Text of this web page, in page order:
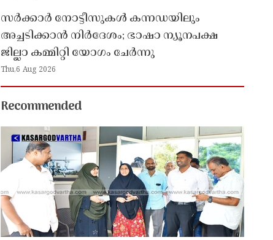
സർക്കാർ നോട്ടീസുകൾ കന്നഡയിലും
അച്ചടിക്കാൻ നിർദേശം; ഭാഷാ ന്യൂനപക്ഷ
ജില്ലാ കമ്മിറ്റി യോഗം ചേർന്നു
Thu,6 Aug 2026
Recommended